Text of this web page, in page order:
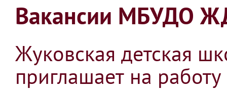
Вакансии МБУДО
Жуковская детская
приглашает на